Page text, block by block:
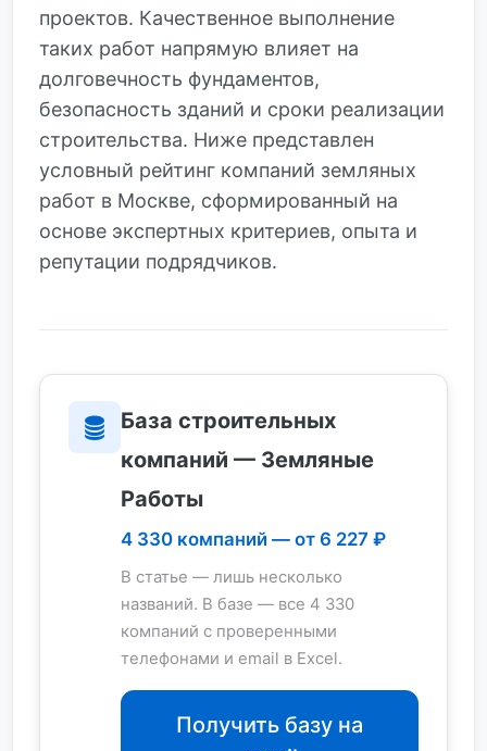
проектов. Качественное выполнение
таких работ напрямую влияет на
долговечность фундаментов,
безопасность зданий и сроки реализации
строительства. Ниже представлен
условный рейтинг компаний земляных
работ в Москве, сформированный на
основе экспертных критериев, опыта и
репутации подрядчиков.
База строительных
компаний — Земляные
Работы
4 330 компаний — от 6 227 ₽
В статье — лишь несколько
названий. В базе — все 4 330
компаний с проверенными
телефонами и email в Excel.
Получить базу на